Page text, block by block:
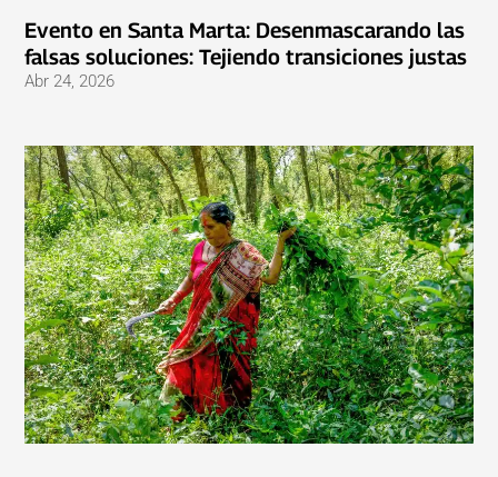
Evento en Santa Marta: Desenmascarando las
falsas soluciones: Tejiendo transiciones justas
Abr 24, 2026